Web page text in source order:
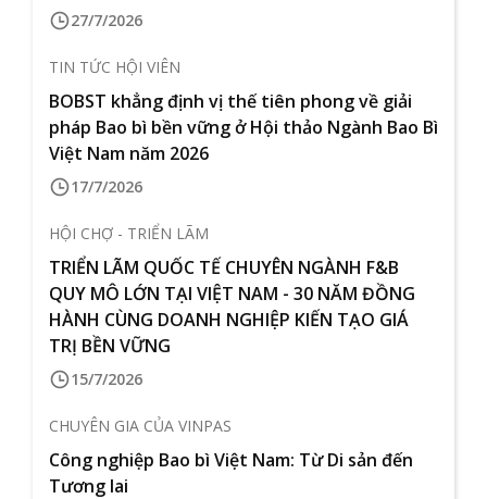
27/7/2026
TIN TỨC HỘI VIÊN
BOBST khẳng định vị thế tiên phong về giải
pháp Bao bì bền vững ở Hội thảo Ngành Bao Bì
Việt Nam năm 2026
17/7/2026
HỘI CHỢ - TRIỂN LÃM
TRIỂN LÃM QUỐC TẾ CHUYÊN NGÀNH F&B
QUY MÔ LỚN TẠI VIỆT NAM - 30 NĂM ĐỒNG
HÀNH CÙNG DOANH NGHIỆP KIẾN TẠO GIÁ
TRỊ BỀN VỮNG
15/7/2026
CHUYÊN GIA CỦA VINPAS
Công nghiệp Bao bì Việt Nam: Từ Di sản đến
Tương lai